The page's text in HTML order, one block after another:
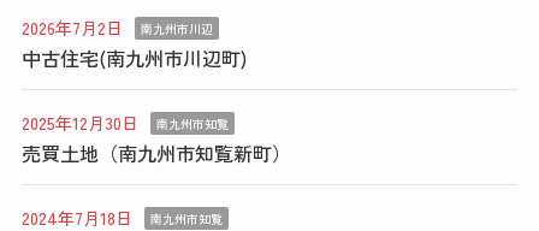
2026年7月2日 南九州市川辺
中古住宅(南九州市川辺町)
2025年12月30日 南九州市知覧
売買土地（南九州市知覧新町）
2024年7月18日 南九州市知覧